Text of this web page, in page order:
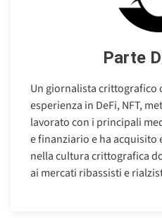
Parte
Un giornalista crittografico
esperienza in DeFi, NFT,
lavorato con i principali
e finanziario e ha acquisito
nella cultura crittografica
ai mercati ribassisti e